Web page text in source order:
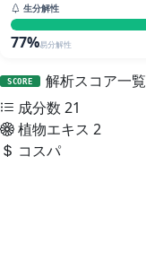
生分解性
77%易分解性
SCORE
解析スコア一覧
成分数 21
植物エキス 2
コスパ